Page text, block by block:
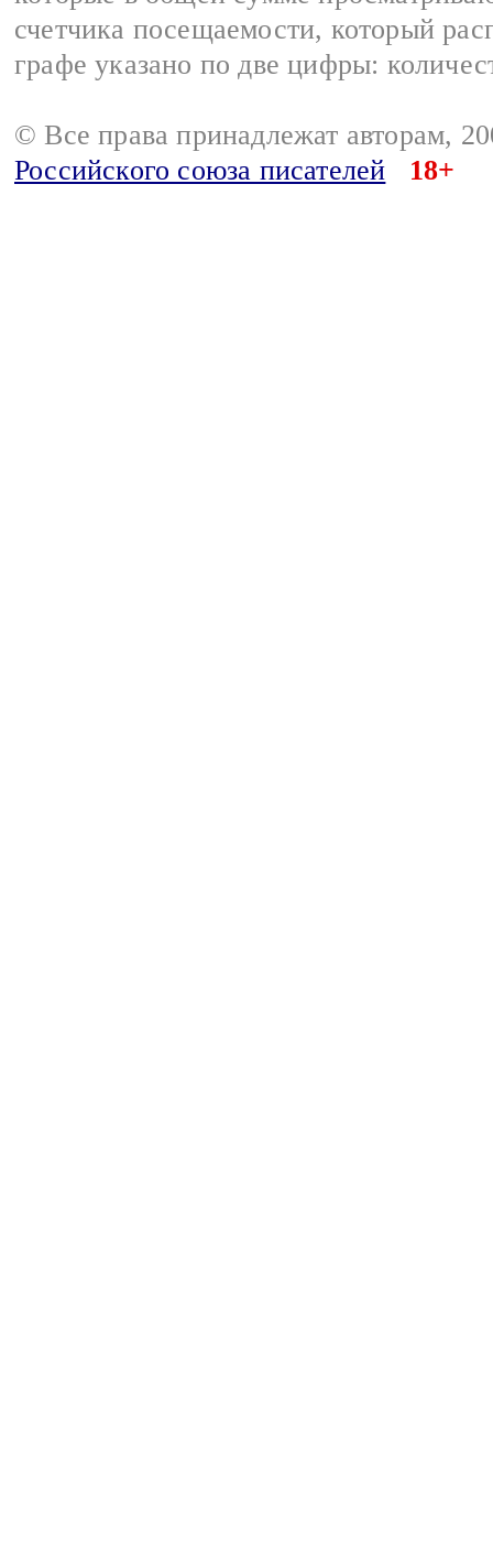
счетчика посещаемости, который
графе указано по две цифры:
© Все права принадлежат авторам,
Российского союза писателей
18+